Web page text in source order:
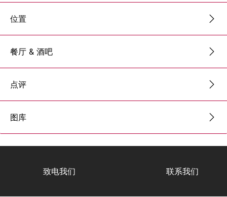
位置
餐厅 & 酒吧
点评
图库
致电我们 联系我们